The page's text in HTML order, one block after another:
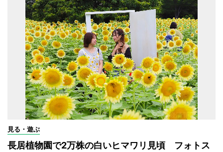
見る・遊ぶ
長居植物園で2万株の白いヒマワリ見頃 フォトス